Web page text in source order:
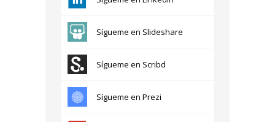
Sígueme en Slideshare
Sígueme en Scribd
Sígueme en Prezi